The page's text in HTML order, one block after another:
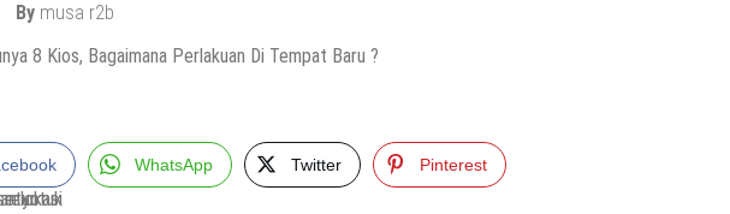
By musa r2b
WhatsApp Twitter Pinterest